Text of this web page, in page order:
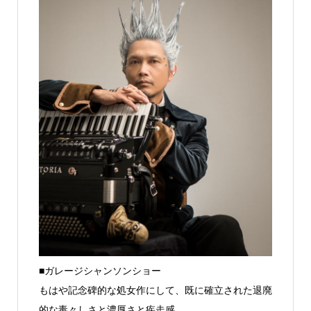
■ガレージシャンソンショー
もはや記念碑的な処女作にして、既に確立された退廃